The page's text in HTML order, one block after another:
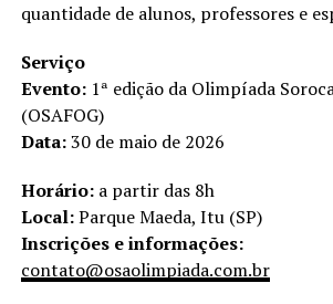
quantidade de alunos, professores e
Serviço
Evento:1ª edição da Olimpíada
(OSAFOG)
Data:30 de maio de 2026
Horário:a partir das 8h
Local:Parque Maeda, Itu (SP)
Inscrições e informações:
contato@osaolimpiada.com.br